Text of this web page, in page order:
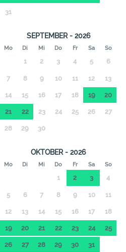
31
SEPTEMBER - 2026
Mo Di Mi Do Fr Sa So
1 2 3 4 5 6
7 8 9 10 11 12 13
14 15 16 17 18 19 20
21 22 23 24 25 26 27
28 29 30
OKTOBER - 2026
Mo Di Mi Do Fr Sa So
1 2 3 4
5 6 7 8 9 10 11
12 13 14 15 16 17 18
19 20 21 22 23 24 25
26 27 28 29 30 31